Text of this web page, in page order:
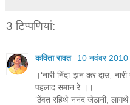
3 टिप्‍पणियां:
कविता रावत
10 नवंबर
।‘नारी निंदा झन कर दाउ,
पहलाद समान रे ।।
‘ठेंवत रहिथे ननंद जेठानी,